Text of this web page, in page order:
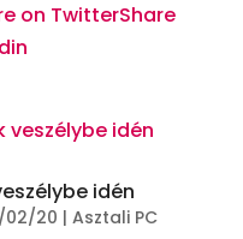
on TwitterShare
idén
02/20 | Asztali PC